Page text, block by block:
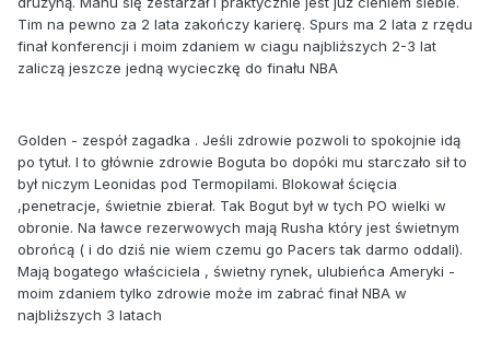
Tim na pewno za 2 lata zakończy karierę. Spurs ma 2 lata z rzędu
finał konferencji i moim zdaniem w ciagu najbliższych 2-3 lat
zaliczą jeszcze jedną wycieczkę do finału NBA
Golden - zespół zagadka . Jeśli zdrowie pozwoli to spokojnie idą
po tytuł. I to głównie zdrowie Boguta bo dopóki mu starczało sił to
był niczym Leonidas pod Termopilami. Blokował ścięcia
,penetracje, świetnie zbierał. Tak Bogut był w tych PO wielki w
obronie. Na ławce rezerwowych mają Rusha który jest świetnym
obrońcą ( i do dziś nie wiem czemu go Pacers tak darmo oddali).
Mają bogatego właściciela , świetny rynek, ulubieńca Ameryki -
moim zdaniem tylko zdrowie może im zabrać finał NBA w
najbliższych 3 latach